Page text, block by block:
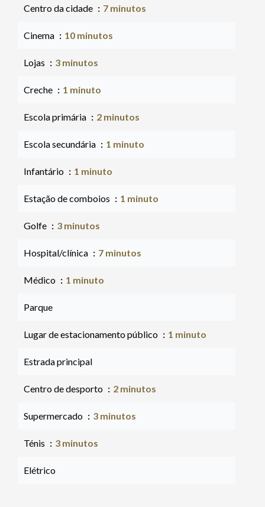
Centro da cidade 7 minutos
Cinema 10 minutos
Lojas 3 minutos
Creche 1 minuto
Escola primária 2 minutos
Escola secundária 1 minuto
Infantário 1 minuto
Estação de comboios 1 minuto
Golfe 3 minutos
Hospital/clínica 7 minutos
Médico 1 minuto
Parque
Lugar de estacionamento público 1 minuto
Estrada principal
Centro de desporto 2 minutos
Supermercado 3 minutos
Ténis 3 minutos
Elétrico